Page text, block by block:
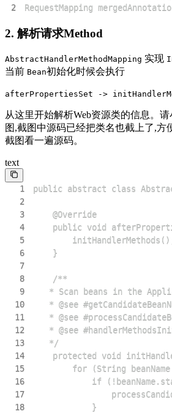
2
RequestMapping
2. 解析请求Method
AbstractHandlerMethodMapping 实现
当前 Bean初始化时候会执行
afterPropertiesSet ->
从这里开始解析Web资源类的信息。
图,截图中源码已经把类名也截上了,方
截图看一遍源码。
text
1
2
3
    @Override
4
5
6
7
8
9
10
11
12
13
14
15
16
17
18